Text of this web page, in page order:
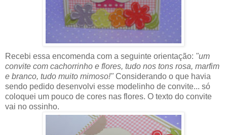
Recebi essa encomenda com a seguinte orientação: "um
convite com cachorrinho e flores, tudo nos tons rosa, marfim
e branco, tudo muito mimoso!" Considerando o que havia
sendo pedido desenvolvi esse modelinho de convite... só
coloquei um pouco de cores nas flores. O texto do convite
vai no ossinho.